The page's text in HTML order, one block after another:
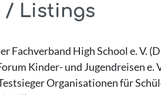
/ Listings
Fachverband High School e. V.
Kinder- und Jugendreisen e.
Organisationen für